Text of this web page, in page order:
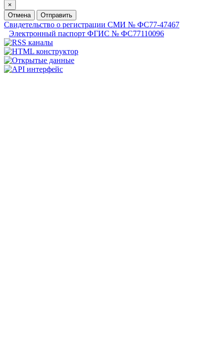
×
Отмена
Отправить
Свидетельство о регистрации СМИ № ФС77-47467
Электронный паспорт ФГИС № ФС77110096